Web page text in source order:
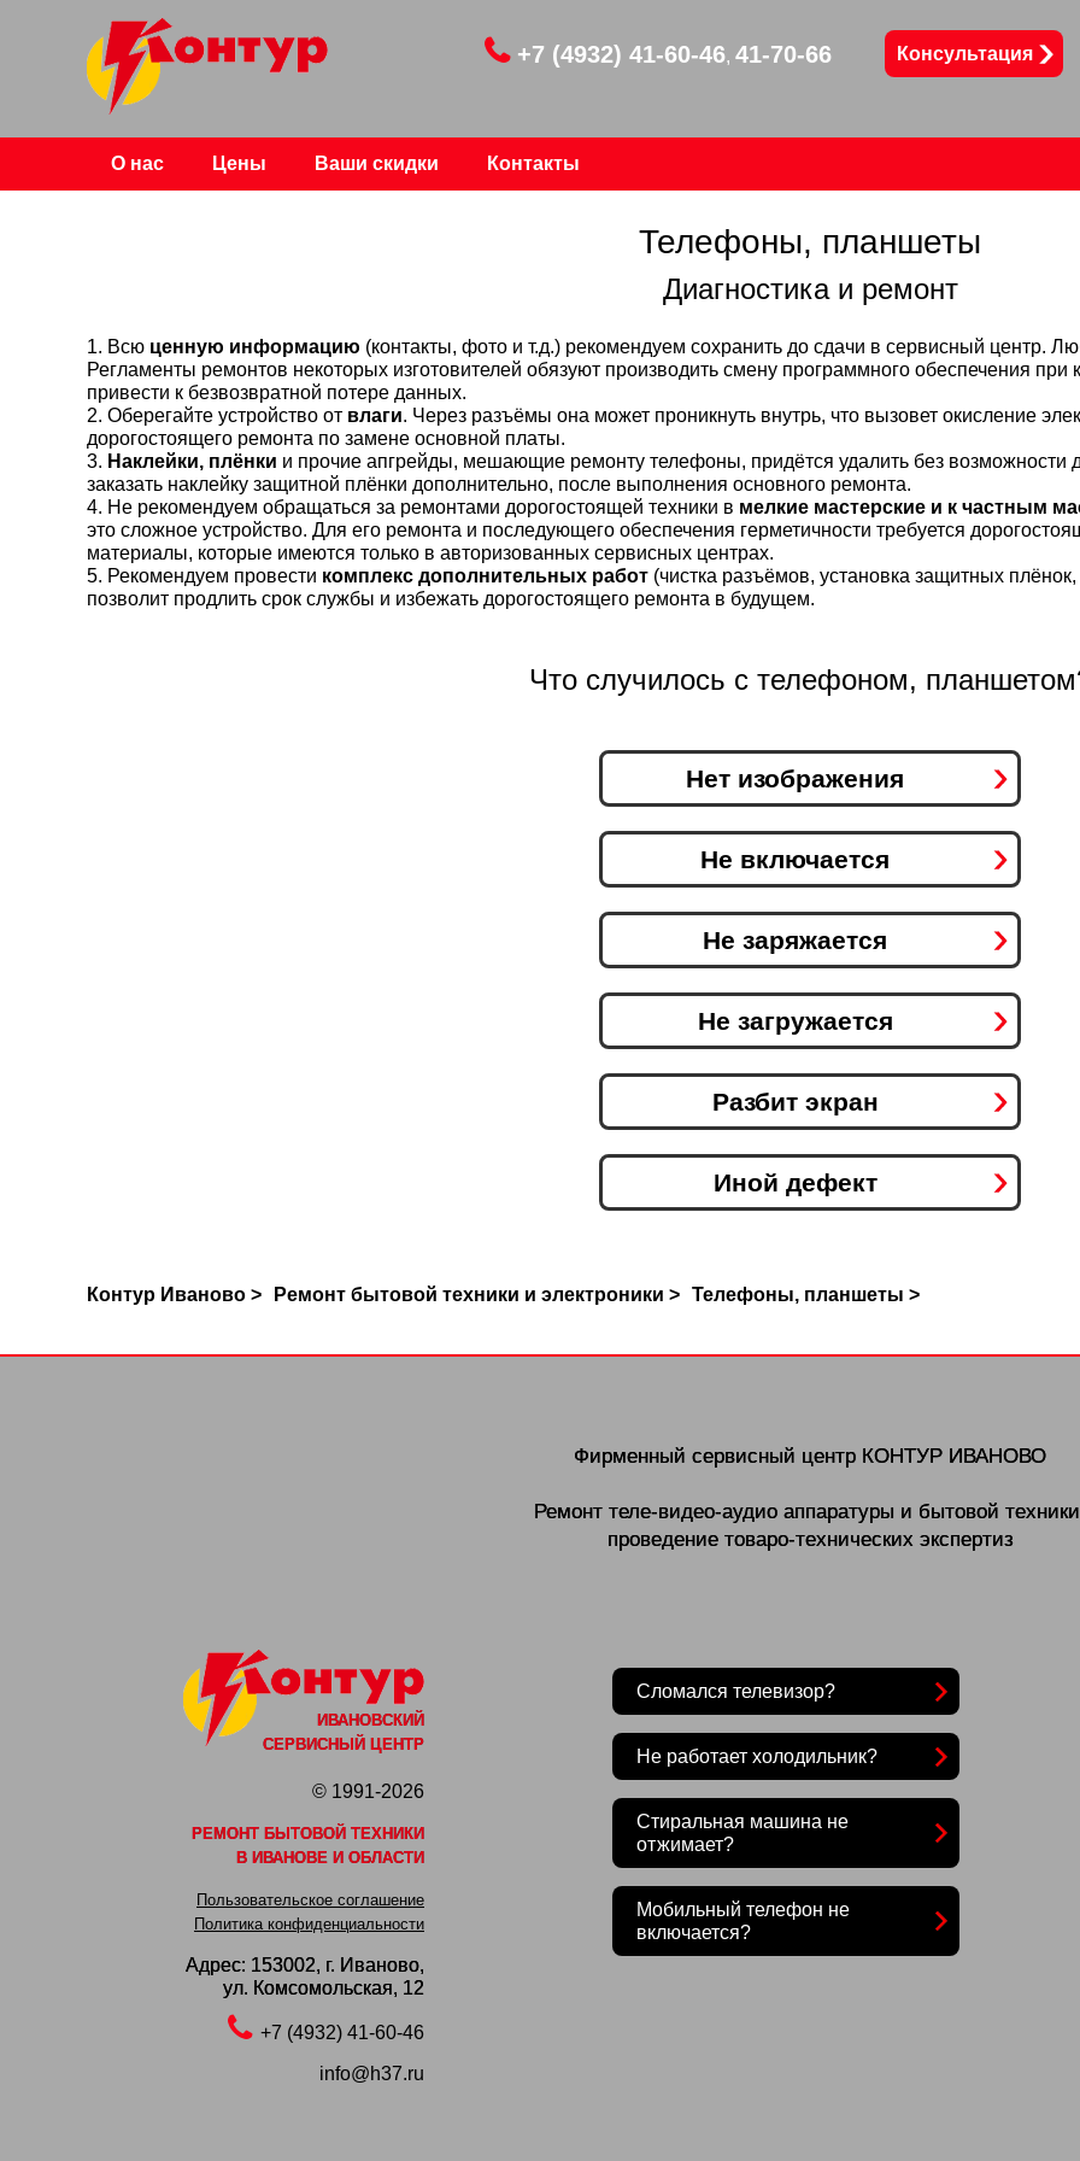
+7 (4932) 41-60-46, 41-70-66 Консультация
О нас Цены Ваши скидки Контакты
Телефоны, планшеты
Диагностика и ремонт
1. Всю ценную информацию (контакты, фото и т.д.) рекомендуем сохранить до сдачи в сервисный центр.
Регламенты ремонтов некоторых изготовителей обязуют производить смену программного обеспечения
привести к безвозвратной потере данных.
2. Оберегайте устройство от влаги. Через разъёмы она может проникнуть внутрь, что вызовет окисление
дорогостоящего ремонта по замене основной платы.
3. Наклейки, плёнки и прочие апгрейды, мешающие ремонту телефоны, придётся удалить без
заказать наклейку защитной плёнки дополнительно, после выполнения основного ремонта.
4. Не рекомендуем обращаться за ремонтами дорогостоящей техники в мелкие мастерские и к частным
это сложное устройство. Для его ремонта и последующего обеспечения герметичности требуется
материалы, которые имеются только в авторизованных сервисных центрах.
5. Рекомендуем провести комплекс дополнительных работ (чистка разъёмов, установка защитных
позволит продлить срок службы и избежать дорогостоящего ремонта в будущем.
Что случилось с телефоном,
Нет изображения
Не включается
Не заряжается
Не загружается
Разбит экран
Иной дефект
Контур Иваново > Ремонт бытовой техники и электроники > Телефоны, планшеты >
Фирменный сервисный центр КОНТУР ИВАНОВО
Ремонт теле-видео-аудио аппаратуры и бытовой
проведение товаро-технических экспертиз
ИВАНОВСКИЙ
СЕРВИСНЫЙ ЦЕНТР
© 1991-2026
РЕМОНТ БЫТОВОЙ ТЕХНИКИ
В ИВАНОВЕ И ОБЛАСТИ
Пользовательское соглашение
Политика конфиденциальности
Адрес: 153002, г. Иваново,
ул. Комсомольская, 12
+7 (4932) 41-60-46
info@h37.ru
Сломался телевизор?
Не работает холодильник?
Стиральная машина не
отжимает?
Мобильный телефон не
включается?